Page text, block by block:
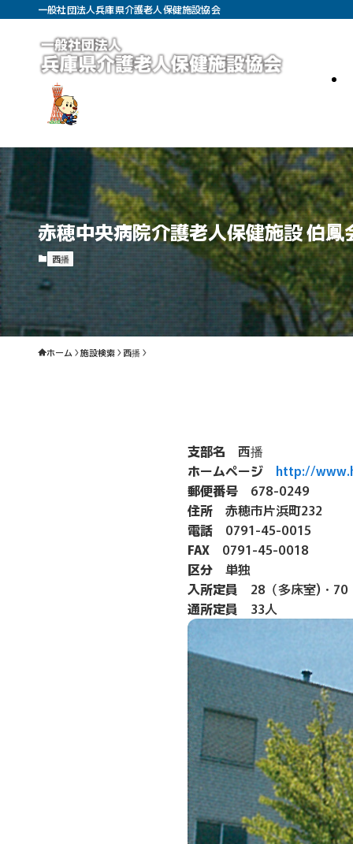
一般社団法人兵庫県介護老人保健施設協会
赤穂中央病院介護老人保健施設 伯鳳
西播
ホーム 施設検索 西播
支部名 西播
ホームページ
http://
郵便番号 678-0249
住所 赤穂市片浜町232
電話 0791-45-0015
FAX 0791-45-0018
区分 単独
入所定員 28（多床室)・70
通所定員 33人